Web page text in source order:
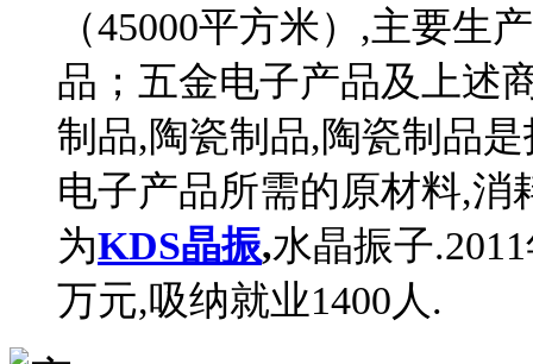
（45000平方米）,主要生
品；五金电子产品及上述
制品,陶瓷制品,陶瓷制品
电子产品所需的原材料,消
为KDS晶振,水晶振子
万元,吸纳就业1400人.